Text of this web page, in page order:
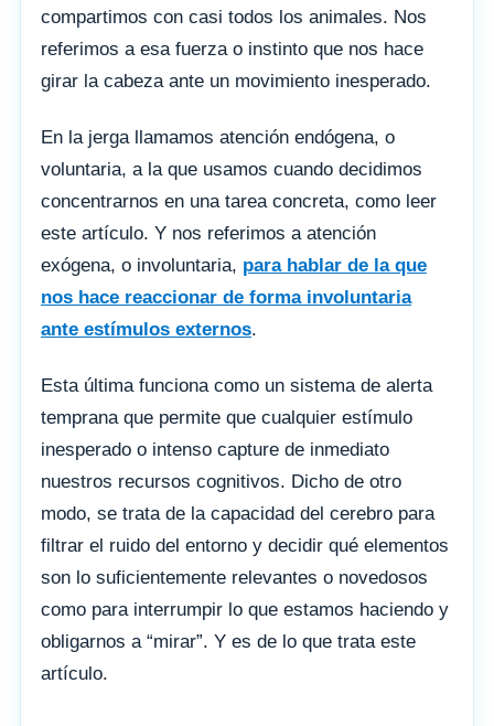
compartimos con casi todos los animales. Nos
referimos a esa fuerza o instinto que nos hace
girar la cabeza ante un movimiento inesperado.
En la jerga llamamos atención endógena, o
voluntaria, a la que usamos cuando decidimos
concentrarnos en una tarea concreta, como leer
este artículo. Y nos referimos a atención
exógena, o involuntaria, para hablar de la que
nos hace reaccionar de forma involuntaria
ante estímulos externos.
Esta última funciona como un sistema de alerta
temprana que permite que cualquier estímulo
inesperado o intenso capture de inmediato
nuestros recursos cognitivos. Dicho de otro
modo, se trata de la capacidad del cerebro para
filtrar el ruido del entorno y decidir qué elementos
son lo suficientemente relevantes o novedosos
como para interrumpir lo que estamos haciendo y
obligarnos a “mirar”. Y es de lo que trata este
artículo.